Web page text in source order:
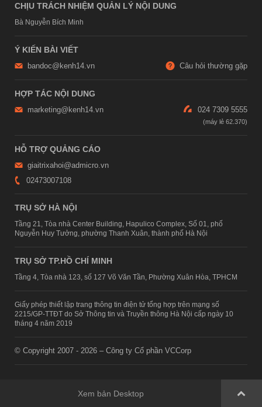
CHỊU TRÁCH NHIỆM QUẢN LÝ NỘI DUNG
Bà Nguyễn Bích Minh
Ý KIẾN BÀI VIẾT
bandoc@kenh14.vn Câu hỏi thường gặp
HỢP TÁC NỘI DUNG
marketing@kenh14.vn 024 7309 5555
HỖ TRỢ QUẢNG CÁO
giaitrixahoi@admicro.vn
02473007108
TRỤ SỞ HÀ NỘI
Tầng 21, Tòa nhà Center Building, Hapulico Complex, Số 01, phố
Nguyễn Huy Tưởng, phường Thanh Xuân, thành phố Hà Nội
TRỤ SỞ TP.HỒ CHÍ MINH
Tầng 4, Tòa nhà 123, số 127 Võ Văn Tần, Phường Xuân Hòa, TPHCM
Giấy phép thiết lập trang thông tin điện tử tổng hợp trên mạng số
2215/GP-TTĐT do Sở Thông tin và Truyền thông Hà Nội cấp ngày 10
tháng 4 năm 2019
© Copyright 2007 - 2026 – Công ty Cổ phần VCCorp
Xem bản Desktop